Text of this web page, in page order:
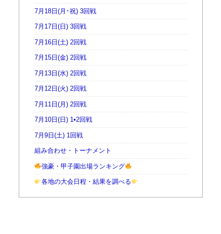
7月18日(月･祝) 3回戦
7月17日(日) 3回戦
7月16日(土) 2回戦
7月15日(金) 2回戦
7月13日(水) 2回戦
7月12日(火) 2回戦
7月11日(月) 2回戦
7月10日(日) 1•2回戦
7月9日(土) 1回戦
組み合わせ・トーナメント
強豪・甲子園出場ランキング
各地の大会日程・結果を調べる